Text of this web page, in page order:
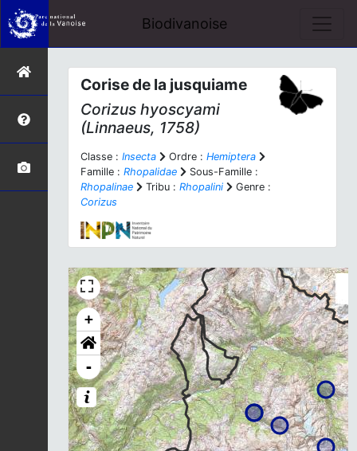
Biodivanoise
Corise de la jusquiame
Corizus hyoscyami
(Linnaeus, 1758)
Classe : Insecta Ordre : Hemiptera
Famille : Rhopalidae
Sous-Famille :
Rhopalinae
Tribu : Rhopalini
Genre :
Corizus
+
-